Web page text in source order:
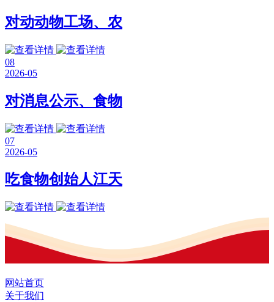
对动动物工场、农
08
2026-05
对消息公示、食物
07
2026-05
吃食物创始人江天
网站首页
关于我们